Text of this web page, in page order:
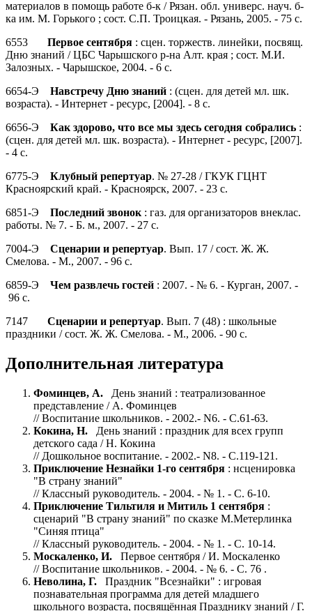
материалов в помощь работе б-к / Рязан. обл. универс. науч. б-
ка им. М. Горького ; сост. С.П. Троицкая. - Рязань, 2005. - 75 с.
6553 Первое сентября : сцен. торжеств. линейки, посвящ.
Дню знаний / ЦБС Чарышского р-на Алт. края ; сост. М.И.
Залозных. - Чарышское, 2004. - 6 с.
6654-Э Навстречу Дню знаний : (сцен. для детей мл. шк.
возраста). - Интернет - ресурс, [2004]. - 8 с.
6656-Э Как здорово, что все мы здесь сегодня собрались :
(сцен. для детей мл. шк. возраста). - Интернет - ресурс, [2007].
- 4 с.
6775-Э Клубный репертуар. № 27-28 / ГКУК ГЦНТ
Красноярский край. - Красноярск, 2007. - 23 с.
6851-Э Последний звонок : газ. для организаторов внеклас.
работы. № 7. - Б. м., 2007. - 27 с.
7004-Э Сценарии и репертуар. Вып. 17 / сост. Ж. Ж.
Смелова. - М., 2007. - 96 с.
6859-Э Чем развлечь гостей : 2007. - № 6. - Курган, 2007. -
96 с.
7147 Сценарии и репертуар. Вып. 7 (48) : школьные
праздники / сост. Ж. Ж. Смелова. - М., 2006. - 90 с.
Дополнительная литература
Фоминцев, А. День знаний : театрализованное
представление / А. Фоминцев
// Воспитание школьников. - 2002.- N6. - С.61-63.
Кокина, Н. День знаний : праздник для всех групп
детского сада / Н. Кокина
// Дошкольное воспитание. - 2002.- N8. - С.119-121.
Приключение Незнайки 1-го сентября : нсценировка
"В страну знаний"
// Классный руководитель. - 2004. - № 1. - С. 6-10.
Приключение Тильтиля и Митиль 1 сентября :
сценарий "В страну знаний" по сказке М.Метерлинка
"Синяя птица"
// Классный руководитель. - 2004. - № 1. - С. 10-14.
Москаленко, И. Первое сентября / И. Москаленко
// Воспитание школьников. - 2004. - № 6. - С. 76 .
Неволина, Г. Праздник "Всезнайки" : игровая
познавательная программа для детей младшего
школьного возраста, посвящённая Празднику знаний / Г.